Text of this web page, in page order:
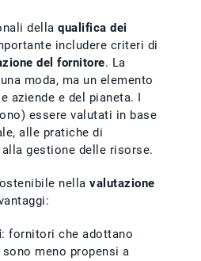
della qualifica dei
includere criteri di
del fornitore. La
moda, ma un elemento
aziende e del pianeta. I
essere valutati in base
alle pratiche di
gestione delle risorse.
nella valutazione
: fornitori che adottano
meno propensi a